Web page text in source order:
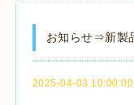
お知らせ⇒新製
2025-04-03 10:00:00